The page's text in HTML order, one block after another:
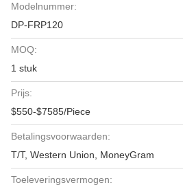
Modelnummer:
DP-FRP120
MOQ:
1 stuk
Prijs:
$550-$7585/Piece
Betalingsvoorwaarden:
T/T, Western Union, MoneyGram
Toeleveringsvermogen: